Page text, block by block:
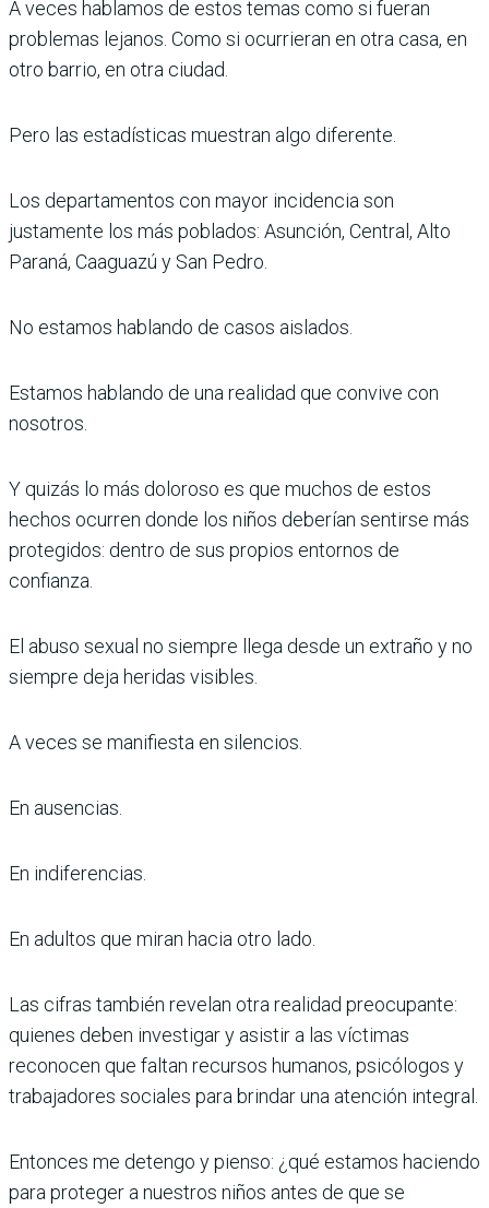
A veces hablamos de estos temas como si fueran
problemas lejanos. Como si ocurrieran en otra casa, en
otro barrio, en otra ciudad.
Pero las estadísticas muestran algo diferente.
Los departamentos con mayor incidencia son
justamente los más poblados: Asunción, Central, Alto
Paraná, Caaguazú y San Pedro.
No estamos hablando de casos aislados.
Estamos hablando de una realidad que convive con
nosotros.
Y quizás lo más doloroso es que muchos de estos
hechos ocurren donde los niños deberían sentirse más
protegidos: dentro de sus propios entornos de
confianza.
El abuso sexual no siempre llega desde un extraño y no
siempre deja heridas visibles.
A veces se manifiesta en silencios.
En ausencias.
En indiferencias.
En adultos que miran hacia otro lado.
Las cifras también revelan otra realidad preocupante:
quienes deben investigar y asistir a las víctimas
reconocen que faltan recursos humanos, psicólogos y
trabajadores sociales para brindar una atención integral.
Entonces me detengo y pienso: ¿qué estamos haciendo
para proteger a nuestros niños antes de que se